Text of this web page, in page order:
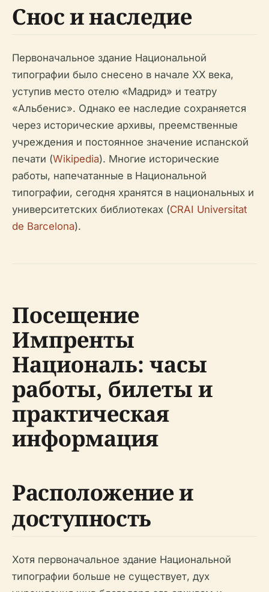
Снос и наследие
Первоначальное здание Национальной
типографии было снесено в начале XX века,
уступив место отелю «Мадрид» и театру
«Альбенис». Однако ее наследие сохраняется
через исторические архивы, преемственные
учреждения и постоянное значение испанской
печати (Wikipedia). Многие исторические
работы, напечатанные в Национальной
типографии, сегодня хранятся в национальных и
университетских библиотеках (CRAI Universitat
de Barcelona).
Посещение
Импренты
Националь: часы
работы, билеты и
практическая
информация
Расположение и
доступность
Хотя первоначальное здание Национальной
типографии больше не существует, дух